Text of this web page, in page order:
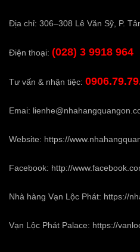
Địa chỉ: 306–308 Lê Văn Sỹ, P.
Điện thoại: (028) 3 9918 964
Tư vấn & nhận tiệc:
Emai:
Website: https://
Facebook: http://
Nhà hàng Vạn Lộc Phát: https://
Vạn Lộc Phát Palace: https://